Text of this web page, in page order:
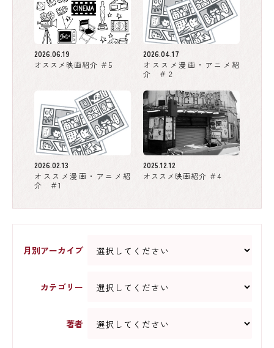
2026.06.19
オススメ映画紹介 ＃5
2026.04.17
オススメ漫画・アニメ紹
介 ＃２
2026.02.13
オススメ漫画・アニメ紹
介 ＃1
2025.12.12
オススメ映画紹介 ＃4
月別アーカイブ
カテゴリー
著者